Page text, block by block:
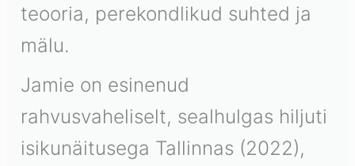
teooria, perekondlikud suhted ja
mälu.
Jamie on esinenud
rahvusvaheliselt, sealhulgas hiljuti
isikunäitusega Tallinnas (2022),